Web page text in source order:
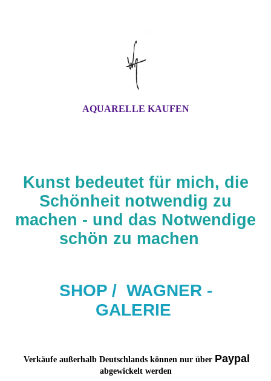
AQUARELLE KAUFEN
Kunst bedeutet für mich, die
Schönheit notwendig zu
machen - und das Notwendige
schön zu machen
SHOP / WAGNER -
GALERIE
Verkäufe außerhalb Deutschlands können nur über Paypal
abgewickelt werden